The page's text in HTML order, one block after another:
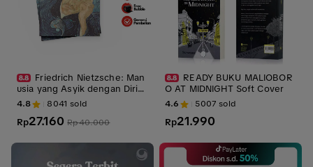
Friedrich Nietzsche: Man
usia yang Asyik dengan Dirin
ya - Penerbit Narasi x Circa
4.8 8041 sold
Rp27.160 Rp40.000
READY BUKU MALIOBOR
O AT MIDNIGHT Soft Cover
4.6 5007 sold
Rp21.990